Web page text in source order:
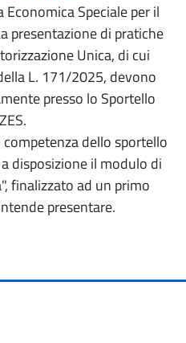
Speciale per il
presentazione di pratiche
Unica, di cui
L. 171/2025, devono
presso lo Sportello
competenza dello sportello
disposizione il modulo di
finalizzato ad un primo
presentare.